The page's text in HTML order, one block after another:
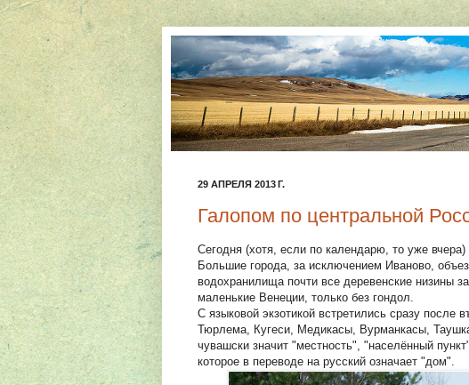
29 АПРЕЛЯ 2013 Г.
Галопом по центральной
Сегодня (хотя, если по календарю, то уже
Большие города, за исключением Иваново,
водохранилища почти все деревенские низины
маленькие Венеции, только без гондол.
С языковой экзотикой встретились сразу
Тюрлема, Кугеси, Медикасы, Вурманкасы,
чувашски значит "местность", "населённый
которое в переводе на русский означает "дом".